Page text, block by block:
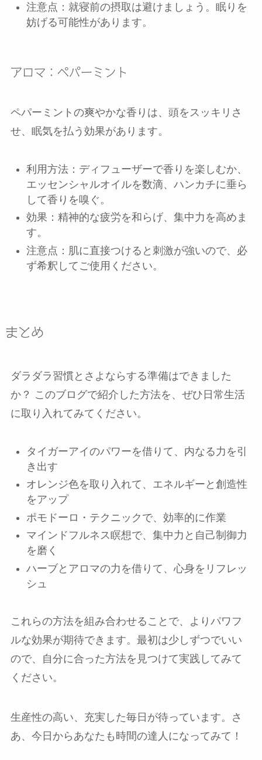
注意点：就寝前の摂取は避けましょう。眠りを
妨げる可能性があります。
アロマ：ペパーミント
ペパーミントの爽やかな香りは、頭をスッキリさ
せ、眠気を払う効果があります。
利用方法：ディフューザーで香りを楽しむか、
エッセンシャルオイルを数滴、ハンカチに垂ら
して香りを嗅ぐ。
効果：精神的な疲労を和らげ、集中力を高めま
す。
注意点：肌に直接つけると刺激が強いので、必
ず希釈してご使用ください。
まとめ
ダラダラ習慣とさよならする準備はできました
か？ このブログで紹介した方法を、ぜひ日常生活
に取り入れてみてください。
タイガーアイのパワーを借りて、内なる力を引
き出す
オレンジ色を取り入れて、エネルギーと創造性
をアップ
ポモドーロ・テクニックで、効率的に作業
マインドフルネス瞑想で、集中力と自己制御力
を磨く
ハーブとアロマの力を借りて、心身をリフレッ
シュ
これらの方法を組み合わせることで、よりパワフ
ルな効果が期待できます。最初は少しずつでいい
ので、自分に合った方法を見つけて実践してみて
ください。
生産性の高い、充実した毎日が待っています。さ
あ、今日からあなたも時間の達人になってみて！